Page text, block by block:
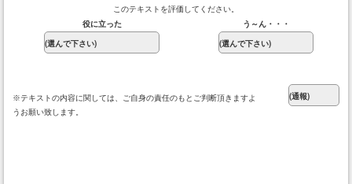
このテキストを評価してください。
役に立った
う～ん・・・
※テキストの内容に関しては、ご自身の責任のもとご判断頂きますよ
うお願い致します。